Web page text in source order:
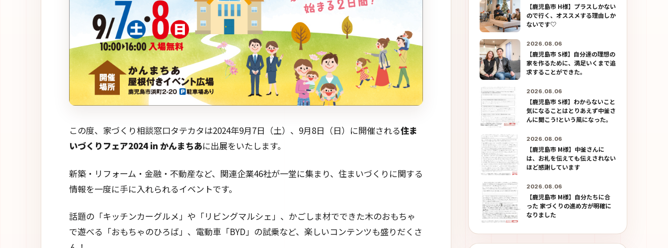
この度、家づくり相談窓口タテカタは2024年9月7日（土）、9月8日（日）に開催される住ま
いづくりフェア2024 in かんまちあに出展をいたします。
新築・リフォーム・金融・不動産など、関連企業46社が一堂に集まり、住まいづくりに関する
情報を一度に手に入れられるイベントです。
話題の「キッチンカーグルメ」や「リビングマルシェ」、かごしま材でできた木のおもちゃ
で遊べる「おもちゃのひろば」、電動車「BYD」の試乗など、楽しいコンテンツも盛りだくさ
【鹿児島市 H様】プラスしかない
ので行く、オススメする理由しか
ないです♡
2026.08.06
【鹿児島市 S様】自分達の理想の
家を作るために、満足いくまで追
求することができた。
2026.08.06
【鹿児島市 S様】わからないこと
気になることはとりあえず中釜さ
んに聞こう!という風になった。
2026.08.06
【鹿児島市 M様】中釜さんに
は、お札を伝えても伝えされない
ほど感謝しています
2026.08.06
【鹿児島市 M様】自分たちに合
った 家づくりの進め方が明確に
なりました